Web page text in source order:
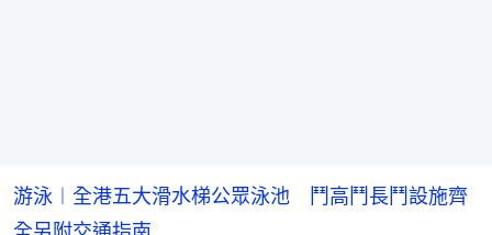
游泳︱全港五大滑水梯公眾泳池 鬥高鬥長鬥設施齊